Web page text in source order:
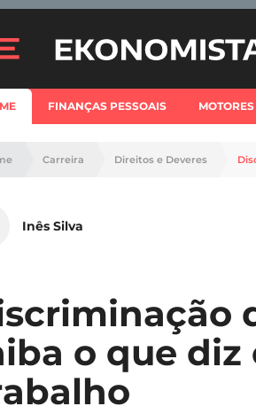
FINANÇAS PESSOAIS MOTORES
Carreira Direitos e Deveres
Inês Silva
o que diz